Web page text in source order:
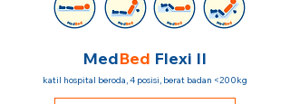
MedBed Flexi II
katil hospital beroda, 4 posisi, berat badan <200kg